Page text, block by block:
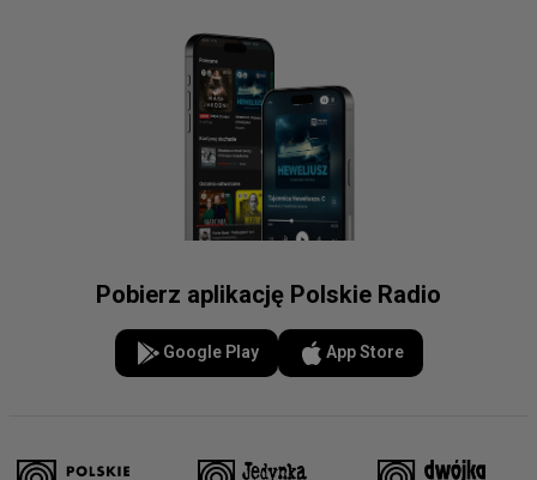
Pobierz aplikację Polskie Radio
Google Play App Store